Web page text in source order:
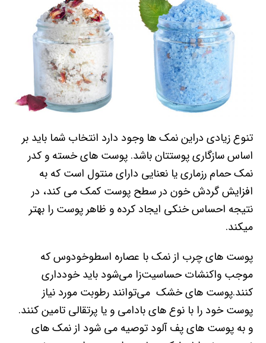
تنوع زیادی دراین نمک ها وجود دارد انتخاب شما باید بر
اساس سازگاری پوستتان باشد. پوست های خسته و کدر
نمک حمام رزماری یا نعنایی دارای منتول است که به
افزایش گردش خون در سطح پوست کمک می کند، در
نتیجه احساس خنکی ایجاد کرده و ظاهر پوست را بهتر
میکند.
پوست های چرب از نمک با عصاره اسطوخودوس که
موجب واکنشات حساسیت‌زا می‌شود باید خودداری
کنند.پوست های خشک می‌توانند رطوبت مورد نیاز
پوست خود را با نوع های بادامی و یا پرتقالی تامین کنند.
و به پوست های پف آلود توصیه می شود از نمک های